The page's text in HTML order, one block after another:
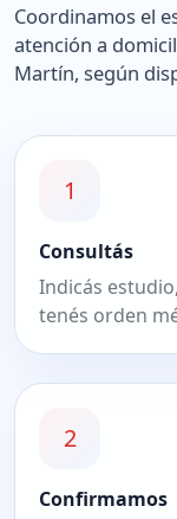
Coordinamos el
atención a
Martín, según
1
Consultás
Indicás
tenés orden
2
Confirmamos